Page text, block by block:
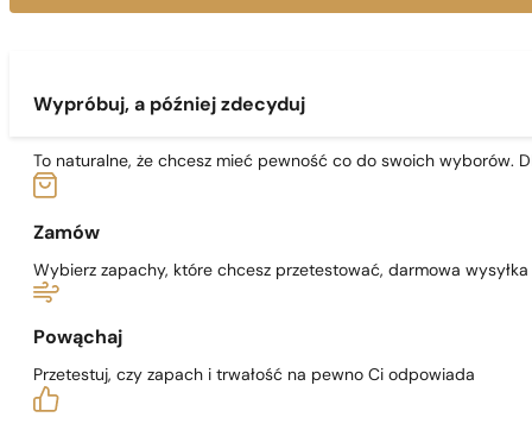
Wypróbuj, a później zdecyduj
To naturalne, że chcesz mieć pewność co do swoich wyborów.
Zamów
Wybierz zapachy, które chcesz przetestować, darmowa wysyłka
Powąchaj
Przetestuj, czy zapach i trwałość na pewno Ci odpowiada